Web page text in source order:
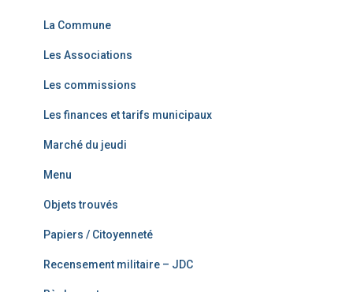
La Commune
Les Associations
Les commissions
Les finances et tarifs municipaux
Marché du jeudi
Menu
Objets trouvés
Papiers / Citoyenneté
Recensement militaire – JDC